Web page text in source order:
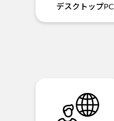
デスクトップPC